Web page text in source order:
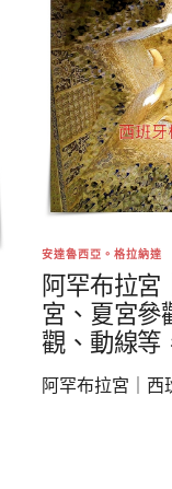
安達魯西亞。格拉納達
阿罕布拉宮
宮、夏宮參
觀、動線等
阿罕布拉宮｜西